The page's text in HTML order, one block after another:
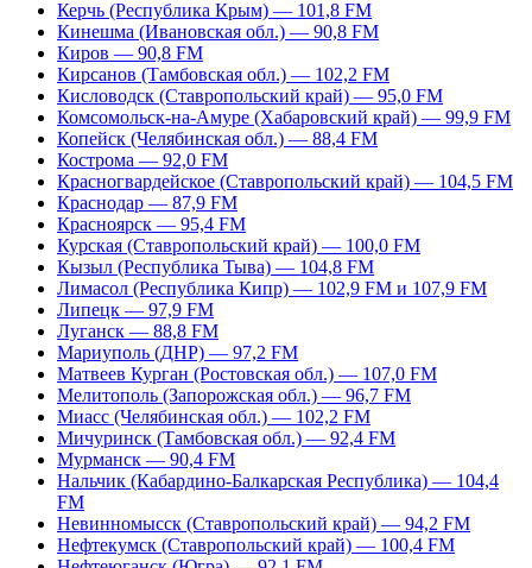
Керчь (Республика Крым) — 101,8 FM
Кинешма (Ивановская обл.) — 90,8 FM
Киров — 90,8 FM
Кирсанов (Тамбовская обл.) — 102,2 FM
Кисловодск (Ставропольский край) — 95,0 FM
Комсомольск-на-Амуре (Хабаровский край) — 99,9 FM
Копейск (Челябинская обл.) — 88,4 FM
Кострома — 92,0 FM
Красногвардейское (Ставропольский край) — 104,5 FM
Краснодар — 87,9 FM
Красноярск — 95,4 FM
Курская (Ставропольский край) — 100,0 FM
Кызыл (Республика Тыва) — 104,8 FM
Лимасол (Республика Кипр) — 102,9 FM и 107,9 FM
Липецк — 97,9 FM
Луганск — 88,8 FM
Мариуполь (ДНР) — 97,2 FM
Матвеев Курган (Ростовская обл.) — 107,0 FM
Мелитополь (Запорожская обл.) — 96,7 FM
Миасс (Челябинская обл.) — 102,2 FM
Мичуринск (Тамбовская обл.) — 92,4 FM
Мурманск — 90,4 FM
Нальчик (Кабардино-Балкарская Республика) — 104,4
FM
Невинномысск (Ставропольский край) — 94,2 FM
Нефтекумск (Ставропольский край) — 100,4 FM